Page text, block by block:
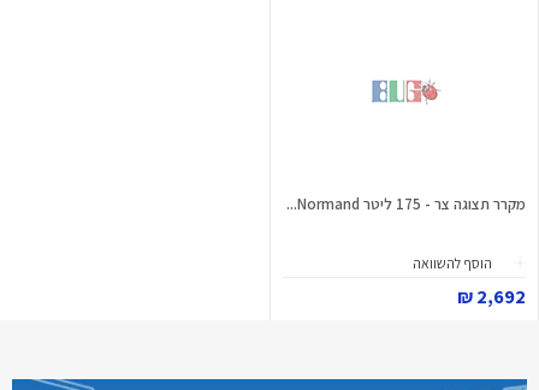
מקרר תצוגה צר - 175 ליטר Normand...
הוסף להשוואה
2,692 ₪